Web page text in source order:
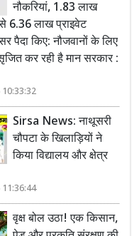
नौकरियां, 1.83 लाख
6.36 लाख प्राइवेट
पैदा किए: नौजवानों के लिए
कर रही है मान सरकार :
Sirsa News: नाथूसरी
चौपटा के खिलाड़ियों ने
किया विद्यालय और क्षेत्र
वृक्ष बोल उठा! एक किसान,